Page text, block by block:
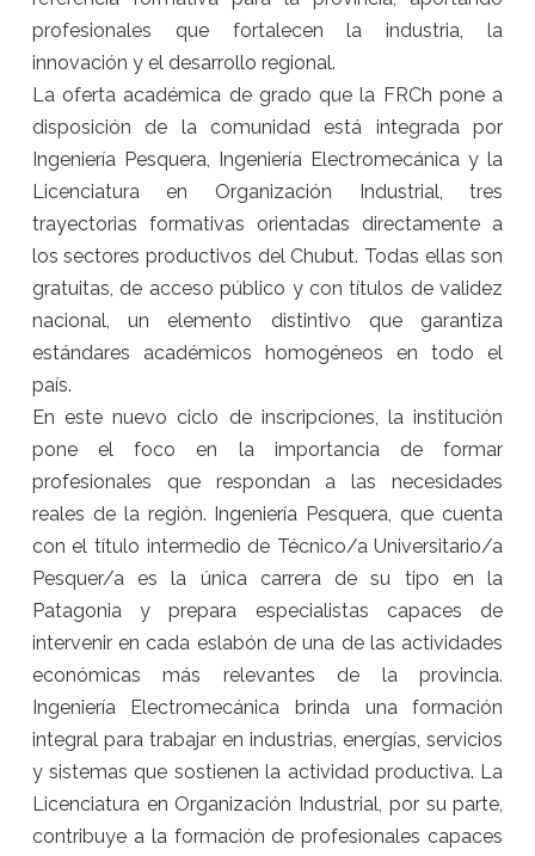
profesionales que fortalecen la industria, la
innovación y el desarrollo regional.
La oferta académica de grado que la FRCh pone a
disposición de la comunidad está integrada por
Ingeniería Pesquera, Ingeniería Electromecánica y la
Licenciatura en Organización Industrial, tres
trayectorias formativas orientadas directamente a
los sectores productivos del Chubut. Todas ellas son
gratuitas, de acceso público y con títulos de validez
nacional, un elemento distintivo que garantiza
estándares académicos homogéneos en todo el
país.
En este nuevo ciclo de inscripciones, la institución
pone el foco en la importancia de formar
profesionales que respondan a las necesidades
reales de la región. Ingeniería Pesquera, que cuenta
con el título intermedio de Técnico/a Universitario/a
Pesquer/a es la única carrera de su tipo en la
Patagonia y prepara especialistas capaces de
intervenir en cada eslabón de una de las actividades
económicas más relevantes de la provincia.
Ingeniería Electromecánica brinda una formación
integral para trabajar en industrias, energías, servicios
y sistemas que sostienen la actividad productiva. La
Licenciatura en Organización Industrial, por su parte,
contribuye a la formación de profesionales capaces